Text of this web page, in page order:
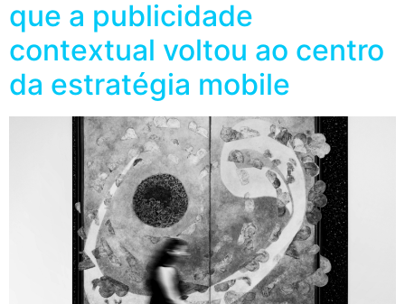
que a publicidade
contextual voltou ao centro
da estratégia mobile